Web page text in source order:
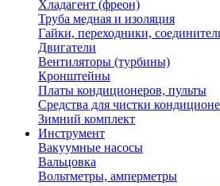
Хладагент (фреон)
Труба медная и изоляция
Гайки, переходники,
Двигатели
Вентиляторы (турбины)
Кронштейны
Платы кондиционеров, пульты
Средства для чистки
Зимний комплект
Инструмент
Вакуумные насосы
Вальцовка
Вольтметры, амперметры